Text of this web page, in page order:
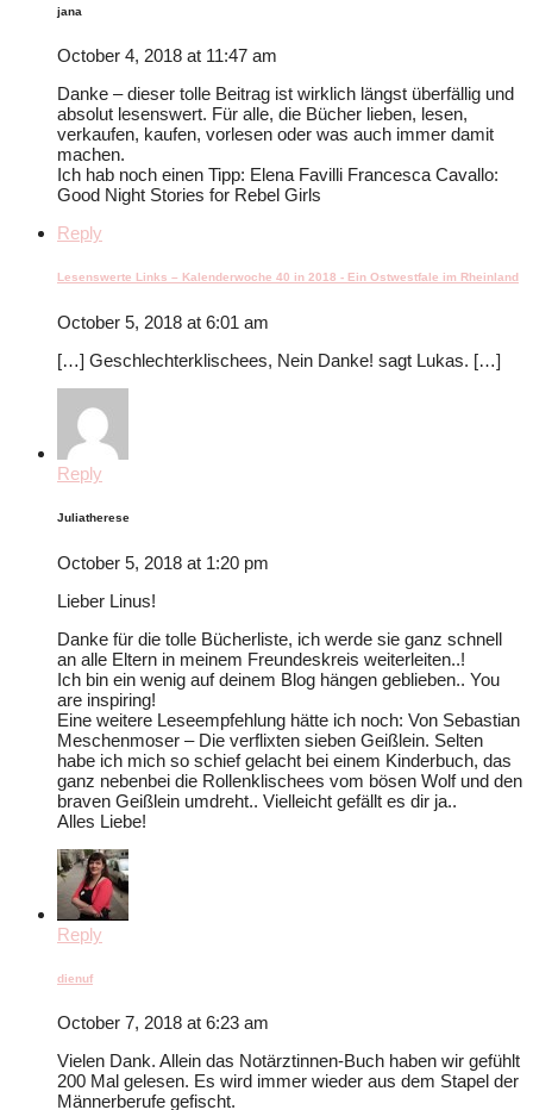
jana
October 4, 2018 at 11:47 am
Danke – dieser tolle Beitrag ist wirklich längst überfällig und
absolut lesenswert. Für alle, die Bücher lieben, lesen,
verkaufen, kaufen, vorlesen oder was auch immer damit
machen.
Ich hab noch einen Tipp: Elena Favilli Francesca Cavallo:
Good Night Stories for Rebel Girls
Reply
Lesenswerte Links – Kalenderwoche 40 in 2018 - Ein Ostwestfale im Rheinland
October 5, 2018 at 6:01 am
[…] Geschlechterklischees, Nein Danke! sagt Lukas. […]
Reply
Juliatherese
October 5, 2018 at 1:20 pm
Lieber Linus!
Danke für die tolle Bücherliste, ich werde sie ganz schnell
an alle Eltern in meinem Freundeskreis weiterleiten..!
Ich bin ein wenig auf deinem Blog hängen geblieben.. You
are inspiring!
Eine weitere Leseempfehlung hätte ich noch: Von Sebastian
Meschenmoser – Die verflixten sieben Geißlein. Selten
habe ich mich so schief gelacht bei einem Kinderbuch, das
ganz nebenbei die Rollenklischees vom bösen Wolf und den
braven Geißlein umdreht.. Vielleicht gefällt es dir ja..
Alles Liebe!
Reply
dienuf
October 7, 2018 at 6:23 am
Vielen Dank. Allein das Notärztinnen-Buch haben wir gefühlt
200 Mal gelesen. Es wird immer wieder aus dem Stapel der
Männerberufe gefischt.